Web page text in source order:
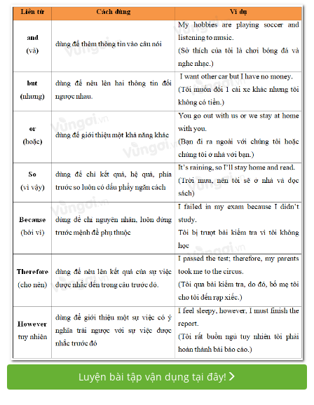
Luyện bài tập vận dụng tại đây!